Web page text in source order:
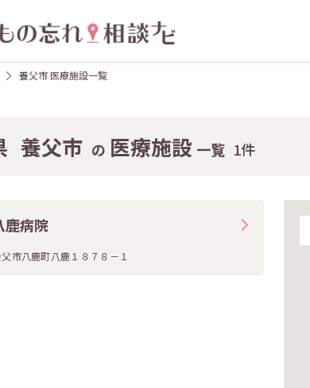
養父市 医療施設一覧
養父市 の 医療施設 一覧 1件
鹿病院
市八鹿町八鹿１８７８－１